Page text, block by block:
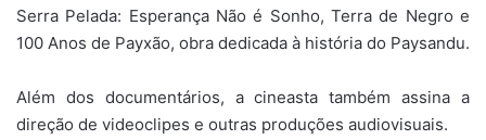
Serra Pelada: Esperança Não é Sonho, Terra de Negro e
100 Anos de Payxão, obra dedicada à história do Paysandu.
Além dos documentários, a cineasta também assina a
direção de videoclipes e outras produções audiovisuais.